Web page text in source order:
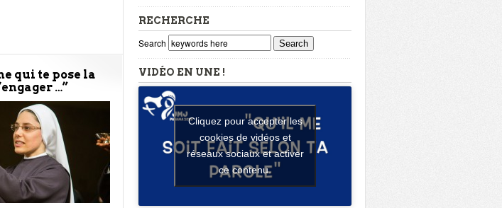
qui te pose la
…”
RECHERCHE
Search Search
VIDÉO EN UNE !
Cliquez pour accepter les
cookies de vidéos et
réseaux sociaux et activer
ce contenu.